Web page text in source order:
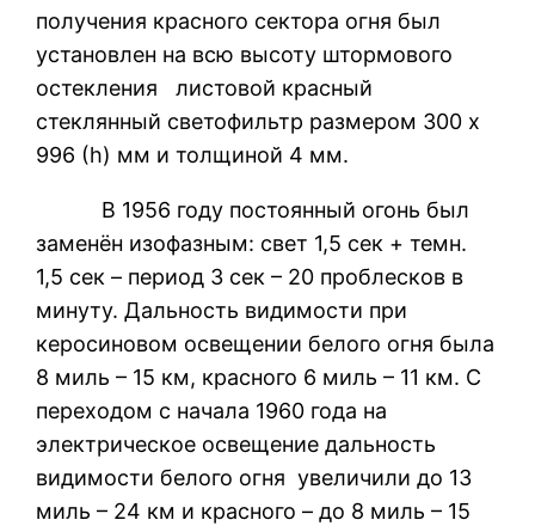
получения красного сектора огня был
установлен на всю высоту штормового
остекления листовой красный
стеклянный светофильтр размером 300 х
996 (h) мм и толщиной 4 мм.
В 1956 году постоянный огонь был
заменён изофазным: свет 1,5 сек + темн.
1,5 сек – период 3 сек – 20 проблесков в
минуту. Дальность видимости при
керосиновом освещении белого огня была
8 миль – 15 км, красного 6 миль – 11 км. С
переходом с начала 1960 года на
электрическое освещение дальность
видимости белого огня увеличили до 13
миль – 24 км и красного – до 8 миль – 15